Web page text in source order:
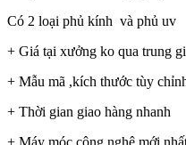
Có 2 loại phủ kính và phủ uv
+ Giá tại xưởng ko qua trung
+ Mẫu mã ,kích thước tùy
+ Thời gian giao hàng nhanh